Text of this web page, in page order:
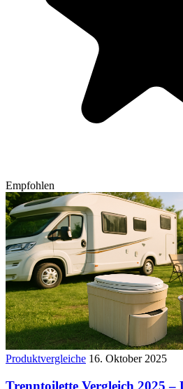
Empfohlen
Produktvergleiche 16. Oktober 2025
Trenntoilette Vergleich 2025 –